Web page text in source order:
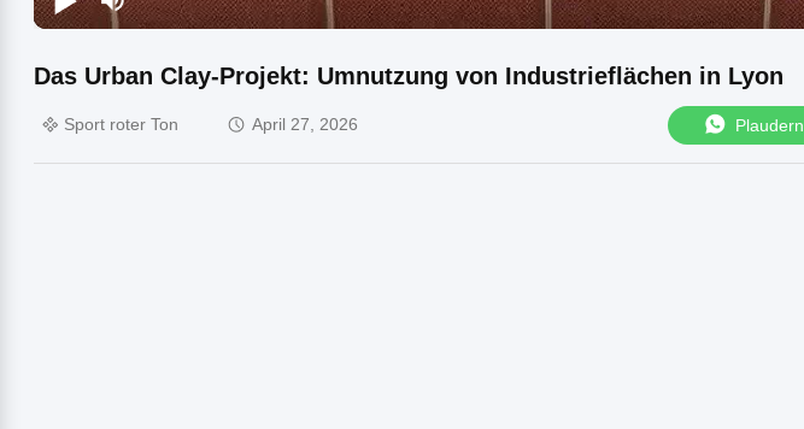
Das Urban Clay-Projekt: Umnutzung von Industrieflächen in Lyon
Sport roter Ton April 27, 2026 Plaudern